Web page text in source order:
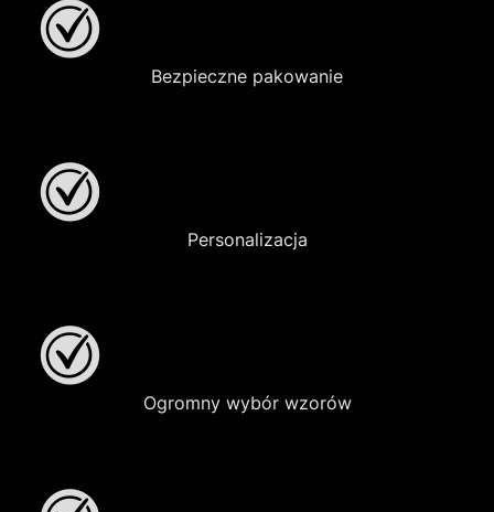
Bezpieczne pakowanie
Personalizacja
Ogromny wybór wzorów